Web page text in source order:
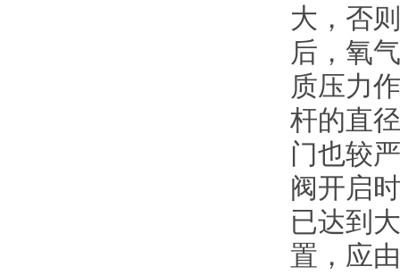
大，否
后，氧
质压力
杆的直
门也较
阀开启
已达到
置，应